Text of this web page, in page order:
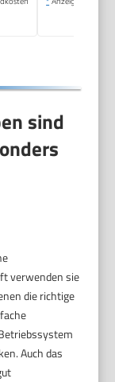
sind
verwenden sie
die richtige
Auch das